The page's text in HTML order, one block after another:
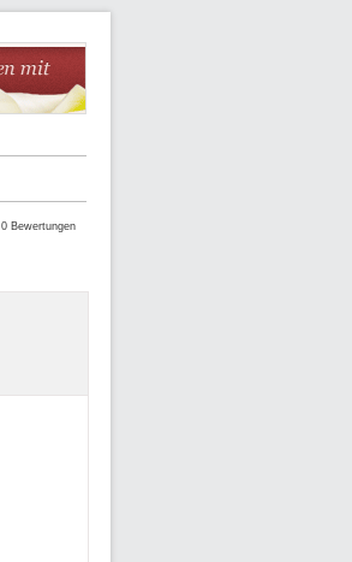
0 Bewertungen